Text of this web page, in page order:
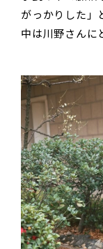
がっかりした」
中は川野さんに